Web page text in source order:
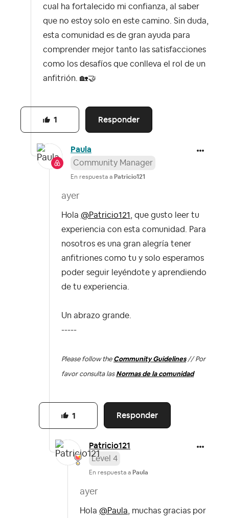
cual ha fortalecido mi confianza, al saber
que no estoy solo en este camino. Sin duda,
esta comunidad es de gran ayuda para
comprender mejor tanto las satisfacciones
como los desafíos que conlleva el rol de un
anfitrión. 🏡🤝
Responder
1
Paula
Community Manager
En respuesta a Patricio121
ayer
Hola @Patricio121
, que gusto leer tu
experiencia con esta comunidad. Para
nosotros es una gran alegría tener
anfitriones como tu y solo esperamos
poder seguir leyéndote y aprendiendo
de tu experiencia.
Un abrazo grande.
-----
Please follow the Community Guidelines// Por
favor consulta las Normas de la comunidad
Responder
1
Patricio121
Level 4
En respuesta a Paula
ayer
Hola @Paula , muchas gracias por